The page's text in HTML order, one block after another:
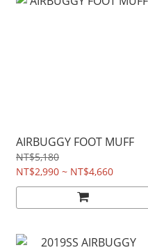
AIRBUGGY FOOT MUFF
NT$5,180
NT$2,990 ~ NT$4,660